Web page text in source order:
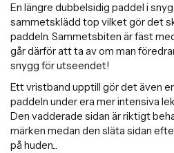
En längre dubbelsidig paddel i
sammetsklädd top vilket gör det
paddeln. Sammetsbiten är fäst
går därför att ta av om man
snygg för utseendet!
Ett vristband upptill gör det även
paddeln under era mer intensiva
Den vadderade sidan är riktigt
märken medan den släta sidan
på huden...